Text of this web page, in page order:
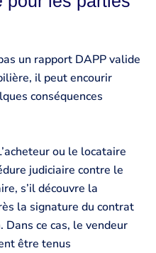
un rapport DAPP valide
il peut encourir
conséquences
ou le locataire
judiciaire contre le
s’il découvre la
la signature du contrat
ce cas, le vendeur
être tenus